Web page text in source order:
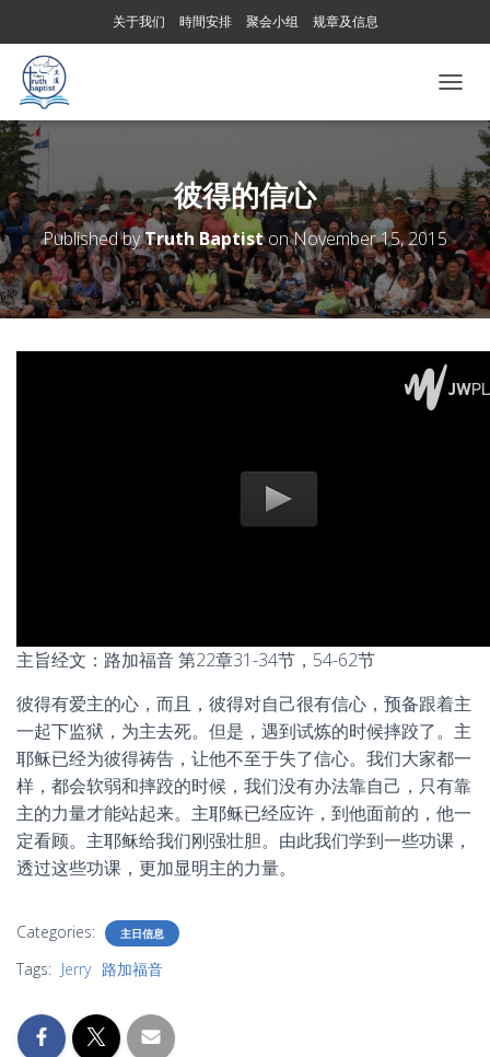
关于我们 時間安排 聚会小组 规章及信息
O
E
N
A
V
I
G
T
O
彼得的信心
Published byTruth BaptistonNovember 15, 2015
主旨经文：路加福音 第22章31-34节，54-62节
彼得有爱主的心，而且，彼得对自己很有信心，预备跟着主
一起下监狱，为主去死。但是，遇到试炼的时候摔跤了。主
耶稣已经为彼得祷告，让他不至于失了信心。我们大家都一
样，都会软弱和摔跤的时候，我们没有办法靠自己，只有靠
主的力量才能站起来。主耶稣已经应许，到他面前的，他一
定看顾。主耶稣给我们刚强壮胆。由此我们学到一些功课，
透过这些功课，更加显明主的力量。
Categories: 主日信息
Tags: Jerry 路加福音